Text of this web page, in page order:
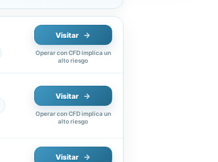
Visitar
Operar con CFD implica un
alto riesgo
Visitar
Operar con CFD implica un
alto riesgo
Visitar